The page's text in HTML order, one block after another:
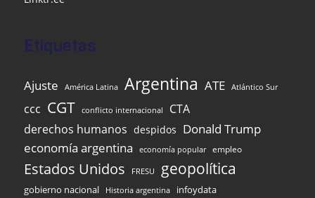
Etiquetas
Ajuste América Latina Argentina ATE Atlántico Sur
ccc CGT conflicto internacional
CTA
derechos humanos despidos Donald Trump
economía argentina
economía popular empleo
Estados Unidos FRESU geopolítica
gobierno nacional Historia argentina infoydata